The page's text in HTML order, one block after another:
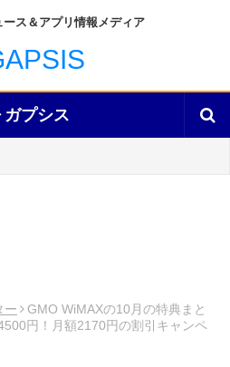
ス＆アプリ情報メディア
ガプシス
ー
GMO WiMAXの10月の特典まと
円！月額2170円の割引キャンペ